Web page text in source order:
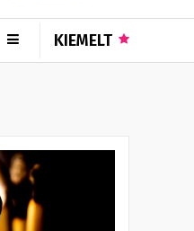
KIEMELT